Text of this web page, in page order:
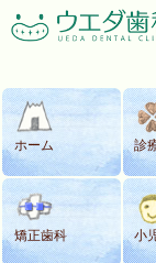
ホーム 診
矯正歯科 小